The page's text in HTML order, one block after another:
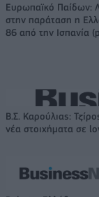
Ευρωπαϊκό Παίδων:
στην παράταση η
86 από την Ισπανία
Β.Σ. Καρούλιας:
νέα στοιχήματα σε